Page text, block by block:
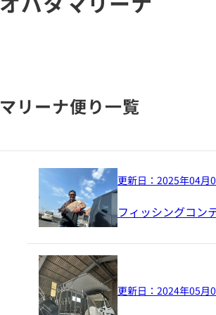
マリーナ便り一覧
フィッシングコン
更新日： 2025年04月
更新日： 2024年05月